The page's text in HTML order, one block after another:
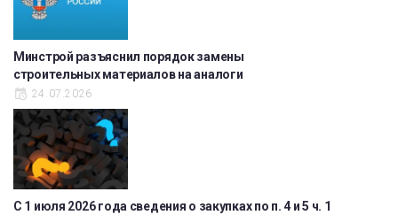
Минстрой разъяснил порядок замены
строительных материалов на аналоги
24.07.2026
С 1 июля 2026 года сведения о закупках по п. 4 и 5 ч. 1